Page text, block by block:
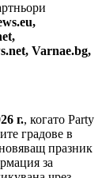
Varnae.bg,
г., когато Party
градове в
празник
за